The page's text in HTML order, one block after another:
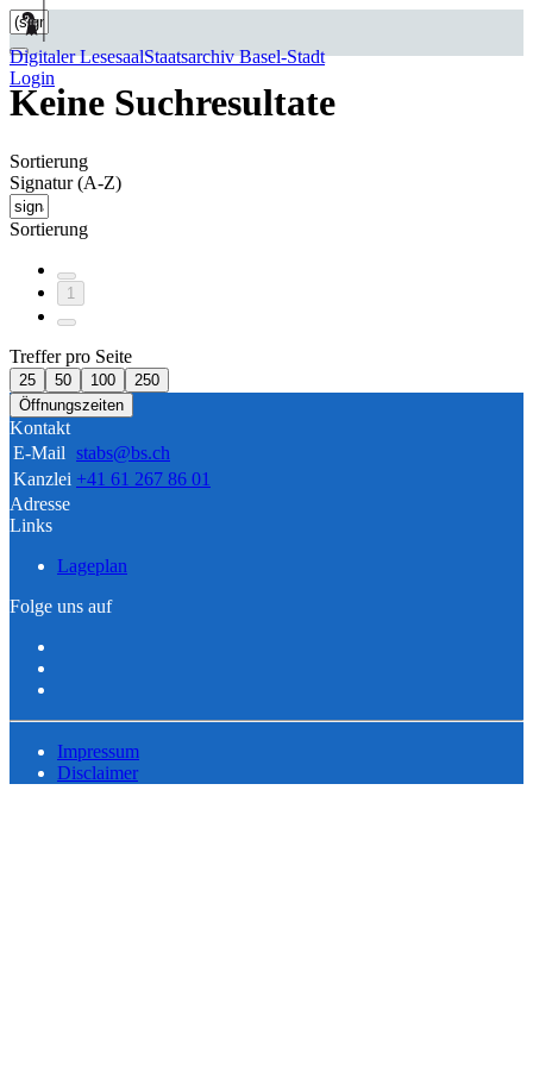
Digitaler LesesaalStaatsarchiv Basel-Stadt
Login
Keine Suchresultate
Sortierung
Signatur (A-Z)
Sortierung
1
Treffer pro Seite
25 50 100
250
Öffnungszeiten
Kontakt
E-Mail stabs@bs.ch
Kanzlei +41 61 267 86 01
Adresse
Links
Lageplan
Folge uns auf
Impressum
Disclaimer